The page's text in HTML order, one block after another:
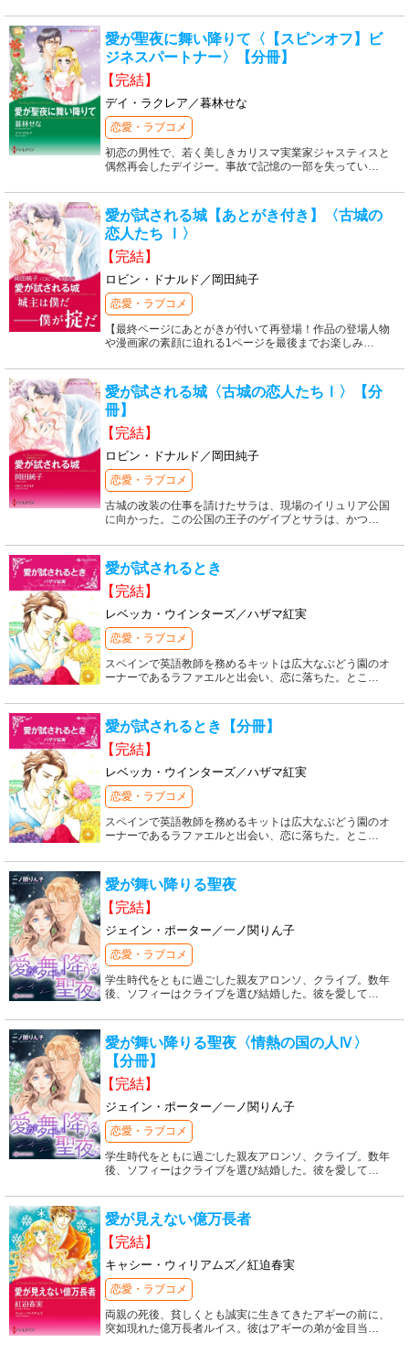
愛が聖夜に舞い降りて〈【スピンオフ】ビ
ジネスパートナー〉【分冊】
【完結】
デイ・ラクレア／暮林せな
恋愛・ラブコメ
初恋の男性で、若く美しきカリスマ実業家ジャスティスと
偶然再会したデイジー。事故で記憶の一部を失ってい…
愛が試される城【あとがき付き】〈古城の
恋人たち Ⅰ〉
【完結】
ロビン・ドナルド／岡田純子
恋愛・ラブコメ
【最終ページにあとがきが付いて再登場！作品の登場人物
や漫画家の素顔に迫れる1ページを最後までお楽しみ…
愛が試される城〈古城の恋人たちⅠ〉【分
冊】
【完結】
ロビン・ドナルド／岡田純子
恋愛・ラブコメ
古城の改装の仕事を請けたサラは、現場のイリュリア公国
に向かった。この公国の王子のゲイブとサラは、かつ…
愛が試されるとき
【完結】
レベッカ・ウインターズ／ハザマ紅実
恋愛・ラブコメ
スペインで英語教師を務めるキットは広大なぶどう園のオ
ーナーであるラファエルと出会い、恋に落ちた。とこ …
愛が試されるとき【分冊】
【完結】
レベッカ・ウインターズ／ハザマ紅実
恋愛・ラブコメ
スペインで英語教師を務めるキットは広大なぶどう園のオ
ーナーであるラファエルと出会い、恋に落ちた。とこ …
愛が舞い降りる聖夜
【完結】
ジェイン・ポーター／一ノ関りん子
恋愛・ラブコメ
学生時代をともに過ごした親友アロンソ、クライブ。数年
後、ソフィーはクライブを選び結婚した。彼を愛して…
愛が舞い降りる聖夜〈情熱の国の人Ⅳ〉
【分冊】
【完結】
ジェイン・ポーター／一ノ関りん子
恋愛・ラブコメ
学生時代をともに過ごした親友アロンソ、クライブ。数年
後、ソフィーはクライブを選び結婚した。彼を愛して…
愛が見えない億万長者
【完結】
キャシー・ウィリアムズ／紅迫春実
恋愛・ラブコメ
両親の死後、貧しくとも誠実に生きてきたアギーの前に、
突如現れた億万長者ルイス。彼はアギーの弟が金目当…